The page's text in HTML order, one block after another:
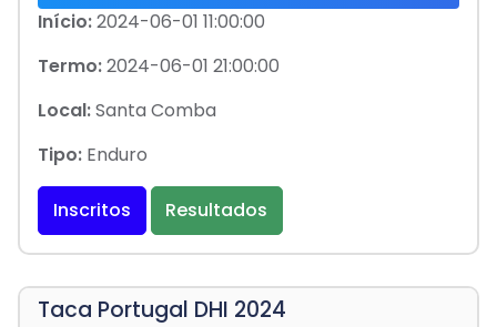
Início:2024-06-01 11:00:00
Termo:2024-06-01 21:00:00
Local:Santa Comba
Tipo: Enduro
Inscritos Resultados
Taca Portugal DHI 2024